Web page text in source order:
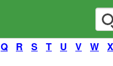
Q R S T U V W X